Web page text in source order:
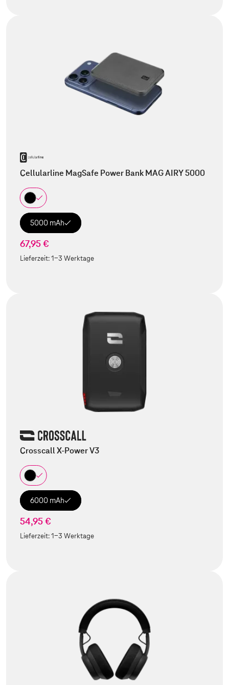
Cellularline MagSafe Power Bank MAG AIRY 5000
5000 mAh
67,95 €
Lieferzeit:1-3 Werktage
Crosscall X-Power V3
6000 mAh
54,95 €
Lieferzeit:1-3 Werktage